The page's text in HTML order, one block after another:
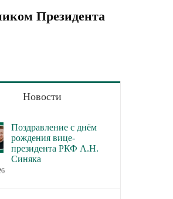
Президента
Новости
Поздравление с днём
рождения вице-
президента РКФ А.Н.
Синяка